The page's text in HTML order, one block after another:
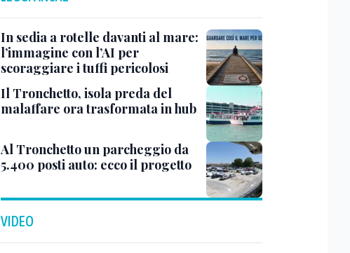
In sedia a rotelle davanti al mare:
l’immagine con l’AI per
scoraggiare i tuffi pericolosi
Il Tronchetto, isola preda del
malaffare ora trasformata in hub
Al Tronchetto un parcheggio da
5.400 posti auto: ecco il progetto
VIDEO